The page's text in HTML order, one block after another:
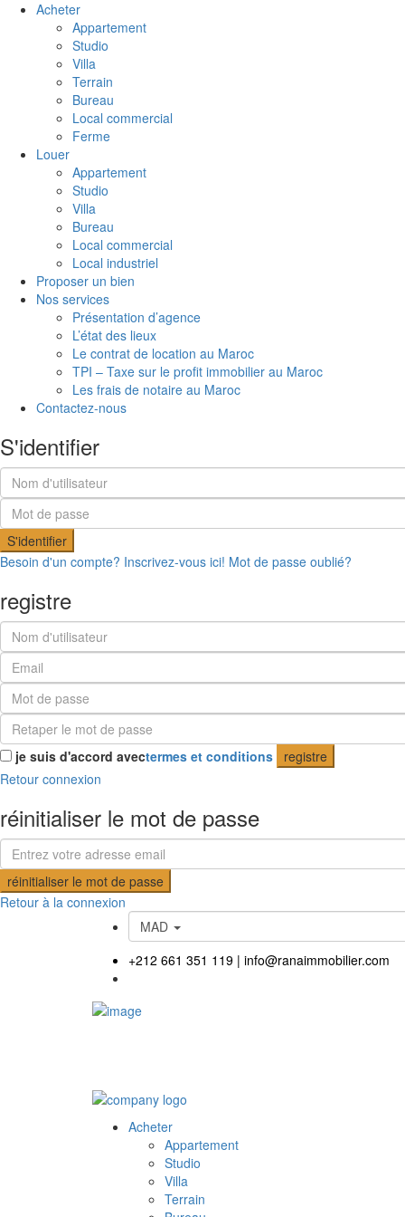
Acheter
Appartement
Studio
Villa
Terrain
Bureau
Local commercial
Ferme
Louer
Appartement
Studio
Villa
Bureau
Local commercial
Local industriel
Proposer un bien
Nos services
Présentation d’agence
L’état des lieux
Le contrat de location au Maroc
TPI – Taxe sur le profit immobilier au Maroc
Les frais de notaire au Maroc
Contactez-nous
S'identifier
S'identifier
Besoin d'un compte? Inscrivez-vous ici! Mot de passe oublié?
registre
je suis d'accord avectermes et conditions
registre
Retour connexion
réinitialiser le mot de passe
réinitialiser le mot de passe
Retour à la connexion
MAD
+212 661 351 119 | info@ranaimmobilier.com
Acheter
Appartement
Studio
Villa
Terrain